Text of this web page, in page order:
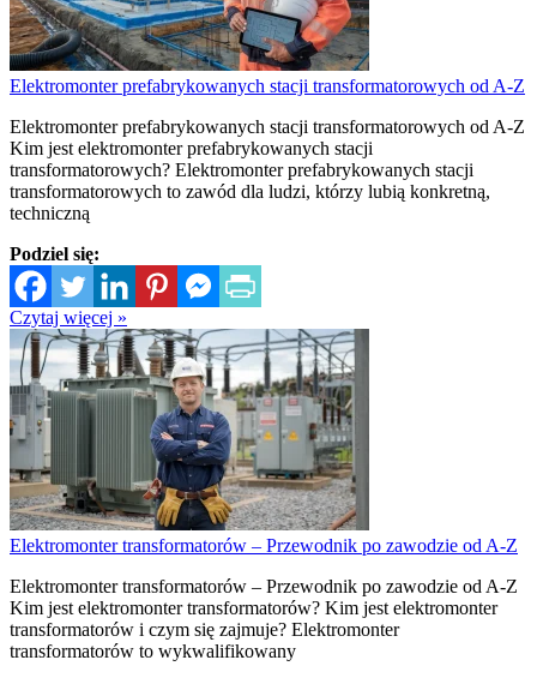
Elektromonter prefabrykowanych stacji transformatorowych od A-Z
Elektromonter prefabrykowanych stacji transformatorowych od A-Z
Kim jest elektromonter prefabrykowanych stacji
transformatorowych? Elektromonter prefabrykowanych stacji
transformatorowych to zawód dla ludzi, którzy lubią konkretną,
techniczną
Podziel się:
Czytaj więcej »
Elektromonter transformatorów – Przewodnik po zawodzie od A-Z
Elektromonter transformatorów – Przewodnik po zawodzie od A-Z
Kim jest elektromonter transformatorów? Kim jest elektromonter
transformatorów i czym się zajmuje? Elektromonter
transformatorów to wykwalifikowany